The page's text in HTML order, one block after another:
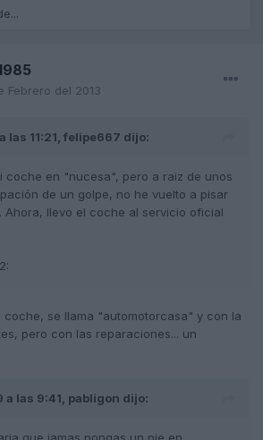
Febrero del 2013
las 11:21, felipe667 dijo:
coche en "nucesa", pero a raiz de unos
de un golpe, no he vuelto a pisar
Ahora, llevo el coche al servicio oficial
coche, se llama "automotorcasa" y con la
pero con las reparaciones... un
a las 9:41, pabligon dijo: